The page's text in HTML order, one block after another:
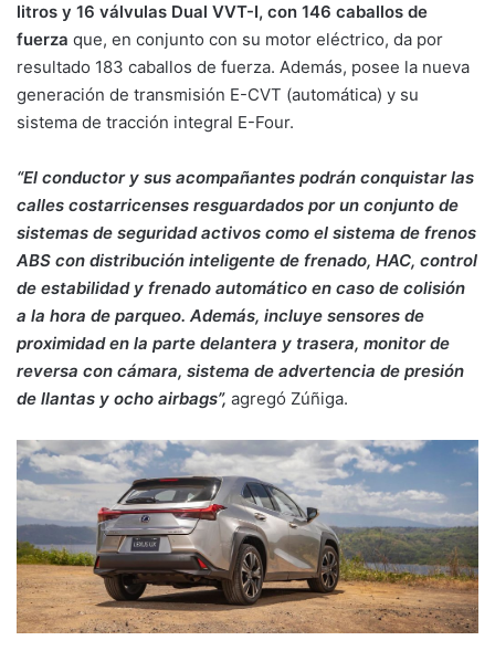
litros y 16 válvulas Dual VVT-I, con 146 caballos de
fuerza que, en conjunto con su motor eléctrico, da por
resultado 183 caballos de fuerza. Además, posee la nueva
generación de transmisión E-CVT (automática) y su
sistema de tracción integral E-Four.
“El conductor y sus acompañantes podrán conquistar las
calles costarricenses resguardados por un conjunto de
sistemas de seguridad activos como el sistema de frenos
ABS con distribución inteligente de frenado, HAC, control
de estabilidad y frenado automático en caso de colisión
a la hora de parqueo. Además, incluye sensores de
proximidad en la parte delantera y trasera, monitor de
reversa con cámara, sistema de advertencia de presión
de llantas y ocho airbags”, agregó Zúñiga.